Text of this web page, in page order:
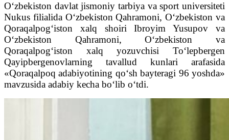
O‘zbekiston davlat jismoniy tarbiya va sport universiteti
Nukus filialida O‘zbekiston Qahramoni, O‘zbekiston va
Qoraqalpog‘iston xalq shoiri Ibroyim Yusupov va
O‘zbekiston Qahramoni, O‘zbekiston va
Qoraqalpog‘iston xalq yozuvchisi To‘lepbergen
Qayipbergenovlarning tavallud kunlari arafasida
«Qoraqalpoq adabiyotining qo‘sh bayteragi 96 yoshda»
mavzusida adabiy kecha bo‘lib o‘tdi.